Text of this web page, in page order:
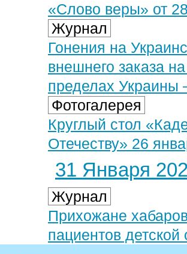
«Слово веры» от
Журнал
Гонения на
внешнего заказа
пределах
Фотогалерея
Круглый стол
Отечеству» 26
31 Января
Журнал
Прихожане
пациентов детской